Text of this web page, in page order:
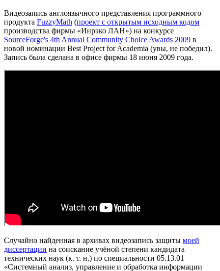
Видеозапись англоязычного представления программного
продукта FuzzyMath (проект с открытым исходным кодом
производства фирмы «Инрэко ЛАН») на конкурсе
SourceForge's 4th Annual Community Choice Awards 2009 в
новой номинации Best Project for Academia (увы, не победил).
Запись была сделана в офисе фирмы 18 июня 2009 года.
Случайно найденная в архивах видеозапись защиты моей
диссертации на соискание учёной степени кандидата
технических наук (к. т. н.) по специальности 05.13.01
«Системный анализ, управление и обработка информации